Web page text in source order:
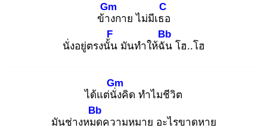
ข้าง
Gm
กาย ไม่มีเธอ
C
นั่งอยู่ตรงนั้น
F
มันทำให้ฉัน
Bb
โฮ..โฮ
ได้แต่นั่ง
Gm
คิด ทำไมชีวิต
มันช่างหมด
Bb
ความหมาย อะไรขาดหาย